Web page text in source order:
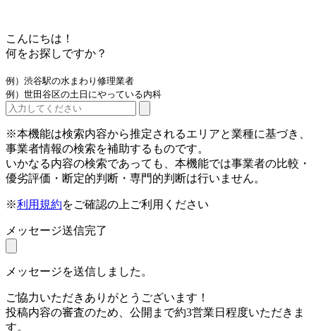
こんにちは！
何をお探しですか？
例）渋谷駅の水まわり修理業者
例）世田谷区の土日にやっている内科
※本機能は検索内容から推定されるエリアと業種に基づき、
事業者情報の検索を補助するものです。
いかなる内容の検索であっても、本機能では事業者の比較・
優劣評価・断定的判断・専門的判断は行いません。
※利用規約をご確認の上ご利用ください
メッセージ送信完了
メッセージを送信しました。
ご協力いただきありがとうございます！
投稿内容の審査のため、公開まで約3営業日程度いただきま
す。